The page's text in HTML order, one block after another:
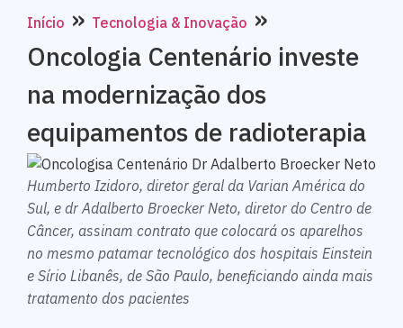
Início » Tecnologia & Inovação »
Oncologia Centenário investe
na modernização dos
equipamentos de radioterapia
Humberto Izidoro, diretor geral da Varian América do
Sul, e dr Adalberto Broecker Neto, diretor do Centro de
Câncer, assinam contrato que colocará os aparelhos
no mesmo patamar tecnológico dos hospitais Einstein
e Sírio Libanês, de São Paulo, beneficiando ainda mais
tratamento dos pacientes